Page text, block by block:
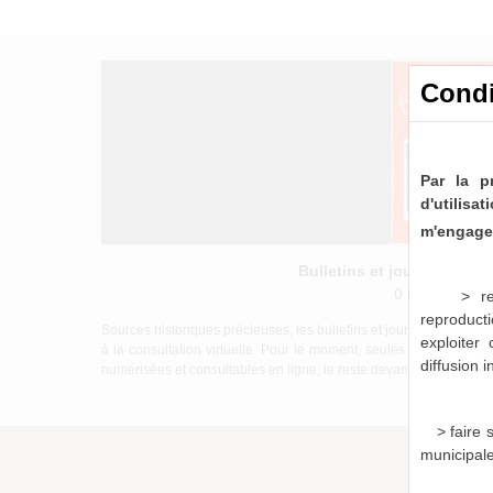
0 notice
Sources historiques précieuses, les bulletins et journaux
à la consultation virtuelle. Pour le moment, seules les
numérisées et consultables en ligne, le reste devant être mis à
Par la
>
exploiter
diffusion
> faire